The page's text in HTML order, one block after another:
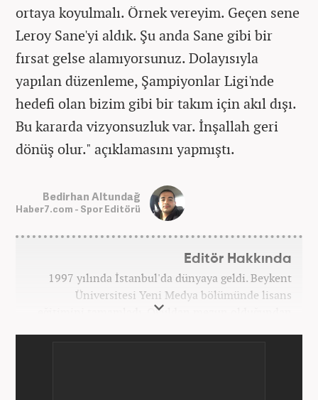
ortaya koyulmalı. Örnek vereyim. Geçen sene
Leroy Sane'yi aldık. Şu anda Sane gibi bir
fırsat gelse alamıyorsunuz. Dolayısıyla
yapılan düzenleme, Şampiyonlar Ligi'nde
hedefi olan bizim gibi bir takım için akıl dışı.
Bu kararda vizyonsuzluk var. İnşallah geri
dönüş olur." açıklamasını yapmıştı.
Bedirhan Altundağ
Haber7.com - Spor Editörü
Editör Hakkında
1997 yılında İstanbul'da dünyaya geldi. Beykent
Üniversitesi Yeni Medya bölümünde lisans
eğitimini tamamladı. Okuldan mezun olduğundan